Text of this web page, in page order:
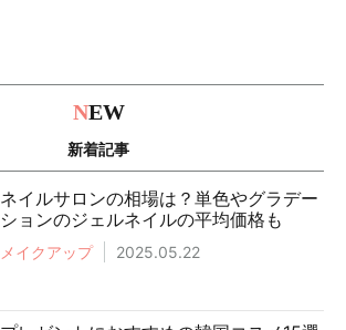
NEW
新着記事
ネイルサロンの相場は？単色やグラデー
ションのジェルネイルの平均価格も
メイクアップ 2025.05.22